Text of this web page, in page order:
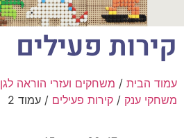
קירות פעילים
עמוד הבית / משחקים ועזרי הוראה לגן
משחקי ענק / קירות פעילים / עמוד 2